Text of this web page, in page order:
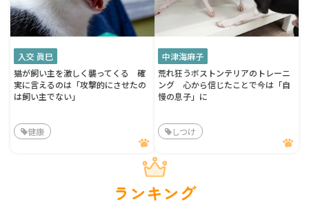
入交 眞巳
猫が飼い主を激しく襲ってくる 確
実に言えるのは「攻撃的にさせたの
は飼い主でない」
健康
中津海麻子
荒れ狂うボストンテリアのトレーニ
ング 心から信じたことで今は「自
慢の息子」に
しつけ
ランキング